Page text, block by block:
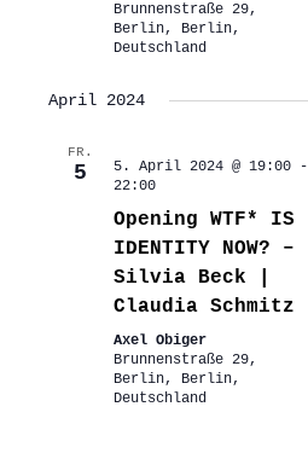
Brunnenstraße 29,
Berlin, Berlin,
Deutschland
April 2024
FR.
5 5. April 2024 @ 19:00-
22:00
Opening WTF* IS
IDENTITY NOW? –
Silvia Beck |
Claudia Schmitz
Axel Obiger
Brunnenstraße 29,
Berlin, Berlin,
Deutschland